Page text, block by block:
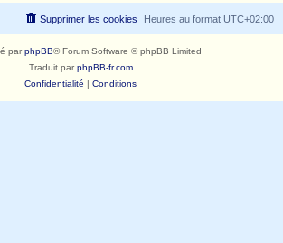
Heures au format UTC+02:00
Supprimer les cookies
parphpBB® Forum Software © phpBB Limited
Traduit parphpBB-fr.com
Confidentialité | Conditions